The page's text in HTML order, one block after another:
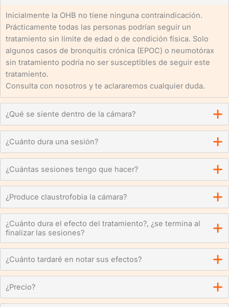
Inicialmente la OHB no tiene ninguna contraindicación.
Prácticamente todas las personas podrían seguir un
tratamiento sin límite de edad o de condición física. Solo
algunos casos de bronquitis crónica (EPOC) o neumotórax
sin tratamiento podría no ser susceptibles de seguir este
tratamiento.
Consulta con nosotros y te aclararemos cualquier duda.
¿Qué se siente dentro de la cámara?
¿Cuánto dura una sesión?
¿Cuántas sesiones tengo que hacer?
¿Produce claustrofobia la cámara?
¿Cuánto dura el efecto del tratamiento?, ¿se termina al
finalizar las sesiones?
¿Cuánto tardaré en notar sus efectos?
¿Precio?